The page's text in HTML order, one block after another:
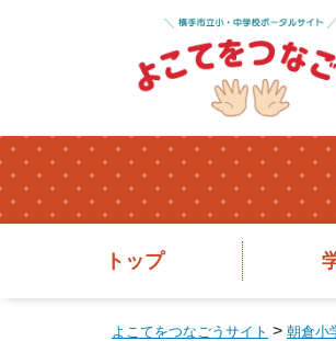
トップ
よこてをつなごうサイト > 朝倉小